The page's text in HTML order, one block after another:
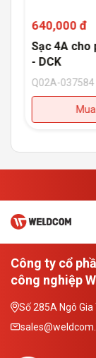
640,000 đ
Sạc 4A cho
- DCK
Q02A-037584
Công ty cổ
công nghiệp
Số 285A Ngô